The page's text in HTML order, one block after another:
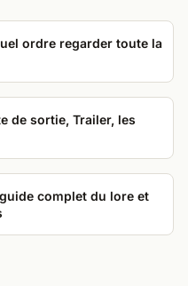
ordre regarder toute la
de sortie, Trailer, les
complet du lore et